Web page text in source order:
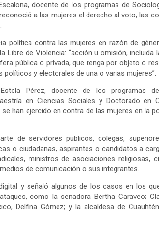
docente de los programas de
a las mujeres el derecho al voto, las
política contra las mujeres en razón de
Libre de Violencia: “acción u omisión, incluida
pública o privada, que tenga por objeto o
y electorales de una o varias mujeres”.
Pérez, docente de los programas
en Ciencias Sociales y Doctorado en
han ejercido en contra de las mujeres en la
de servidores públicos, colegas,
o ciudadanas, aspirantes o candidatos a
ministros de asociaciones religiosas,
de comunicación o sus integrantes.
y señaló algunos de los casos en los
como la senadora Bertha Caraveo;
Delfina Gómez; y la alcaldesa de